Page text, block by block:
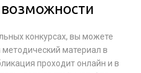
конкурсах, вы можете
материал в
проходит онлайн и в